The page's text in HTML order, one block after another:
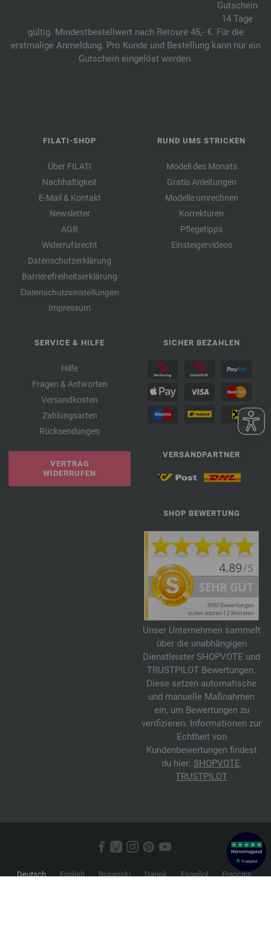
Gutschein
14 Tage
gültig. Mindestbestellwert nach Retoure 45,- €. Für die
erstmalige Anmeldung. Pro Kunde und Bestellung kann nur ein
Gutschein eingelöst werden.
FILATI-SHOP
Über FILATI
Nachhaltigkeit
E-Mail & Kontakt
Newsletter
AGB
Widerrufsrecht
Datenschutzerklärung
Barrierefreiheitserklärung
Datenschutzeinstellungen
Impressum
RUND UMS STRICKEN
Modell des Monats
Gratis Anleitungen
Modelle umrechnen
Korrekturen
Pflegetipps
Einsteigervideos
SERVICE & HILFE
Hilfe
Fragen & Antworten
Versandkosten
Zahlungsarten
Rücksendungen
VERTRAG
WIDERRUFEN
SICHER BEZAHLEN
VERSANDPARTNER
SHOP BEWERTUNG
Unser Unternehmen sammelt
über die unabhängigen
Dienstleister SHOPVOTE und
TRUSTPILOT Bewertungen.
Diese setzen automatische
und manuelle Maßnahmen
ein, um Bewertungen zu
verifizieren. Informationen zur
Echtheit von
Kundenbewertungen findest
du hier: SHOPVOTE,
TRUSTPILOT
Deutsch English Bosanski Dansk Español
Français